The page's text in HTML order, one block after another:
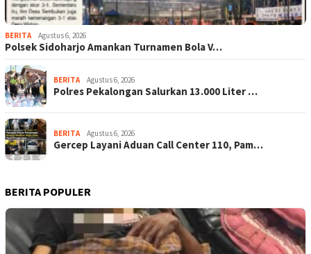
BERITA Agustus 6, 2026
Polsek Sidoharjo Amankan Turnamen Bola V…
BERITA Agustus 6, 2026
Polres Pekalongan Salurkan 13.000 Liter …
BERITA Agustus 6, 2026
Gercep Layani Aduan Call Center 110, Pam…
BERITA POPULER